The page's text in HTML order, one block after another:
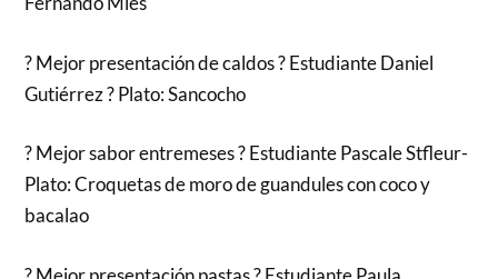
? Mejor presentación de caldos ? Estudiante Daniel
Gutiérrez ? Plato: Sancocho
? Mejor sabor entremeses ? Estudiante Pascale Stfleur-
Plato: Croquetas de moro de guandules con coco y
bacalao